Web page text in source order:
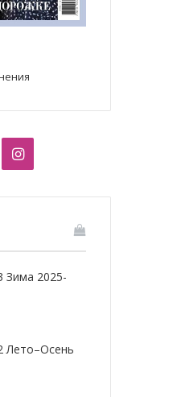
Instagram
Зима 2025-
Лето–Осень